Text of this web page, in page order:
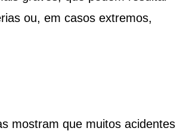
ou, em casos extremos,
mostram que muitos acidentes